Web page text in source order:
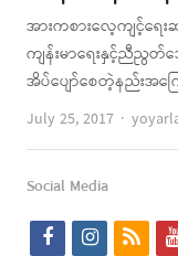
အားကစားလေ့ကျင့်ရေ
ကျန်းမာရေးနှင့်ညီညွတ်
အိပ်ပျော်စေတဲ့နည်းအကြ
July 25, 2017
Author
Social Media
f
i
r